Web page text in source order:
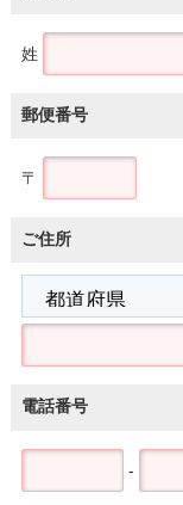
姓
郵便番号
〒
ご住所
電話番号
-